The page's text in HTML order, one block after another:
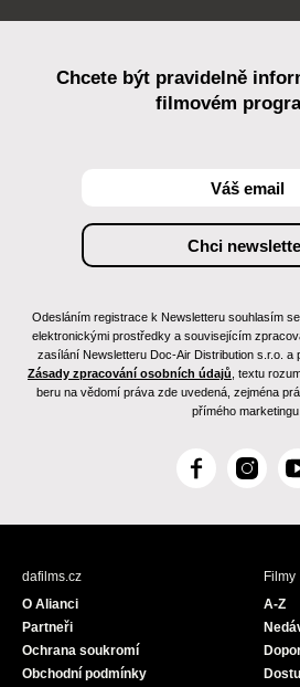
Chcete být pravidelně
filmovém
Odesláním registrace k Newsletteru souhlasím
elektronickými prostředky a souvisejícím
zasílání Newsletteru Doc-Air Distribution s.r.o. a
Zásady zpracování osobních údajů , textu
beru na vědomí práva zde uvedená, zejména
přímého marketingu.
F
c
I
s
dafilms.cz
O Alianci
Partneři
Ochrana soukromí
Obchodní podmínky
Filmy
A-Z